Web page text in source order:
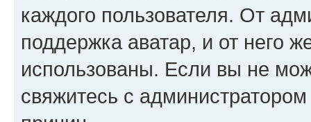
каждого пользователя. От
поддержка аватар, и от него
использованы. Если вы не
свяжитесь с